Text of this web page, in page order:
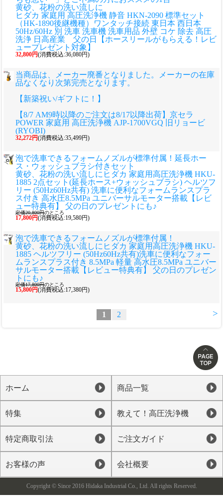
黄砂、花粉の洗い流しに
ヒダカ 家庭用 高圧洗浄機 静音 HKN-2090 標準セット
（HK-1890後継機種）ワンタッチ接続 東日本 西日本
50Hz/60Hz 別 洗車 洗車機 洗車用品 外壁 コケ 除去 高圧
洗浄 日高産業 父の日【ホースリールがもらえる！レビ
ュープレゼント対象】
32,800円(消費税込:36,080円)
当商品は、メーカー廃番となりました。メーカーの在庫
品なくなり次第完売となります。
【新築祝い/ギフトに！】
【8/7 AM9時以降のご注文は8/17以降出荷】京セラ
POWER 家庭用 高圧洗浄機 AJP-1700VGQ 旧リョービ
(RYOBI)
32,272円(消費税込:35,499円)
泡で洗車できるフォームノズルが標準付属！延長ホー
ス・ウォッシュブラシ付きセット
黄砂、花粉の洗い流しに ヒダカ 家庭用高圧洗浄機 HKU-
1885 2点セット(延長ホース+ウォッシュブラシ) ヘルツフ
リー (50Hz60Hz共有) 洗車に便利なフォームランスプラ
ス付き 高水圧8.5MPa ユニバーサルモーター搭載【レビ
ュー特典有】 父の日のプレゼントにも♪
定価20,800円のところ
17,800円(消費税込:19,580円)
泡で洗車できるフォームノズルが標準付属！
黄砂、花粉の洗い流しに ヒダカ 家庭用高圧洗浄機 HKU-
1885 ヘルツフリー (50Hz60Hz共有)洗車に便利なフォー
ムランスプラス付き 8.5MPa 軽量 高水圧8.5MPa ユニバー
サルモーター搭載【レビュー特典有】 父の日のプレゼン
トにも♪
定価17,800円のところ
15,800円(消費税込:17,380円)
>
1 2
ホーム 商品一覧
特集 教えて！高圧洗浄機
特定商取引法 ご注文ガイド
お客様の声 会社概要
Copyright © Since 2016 Hidaka Industrial Co., Ltd. All rights Reserved.